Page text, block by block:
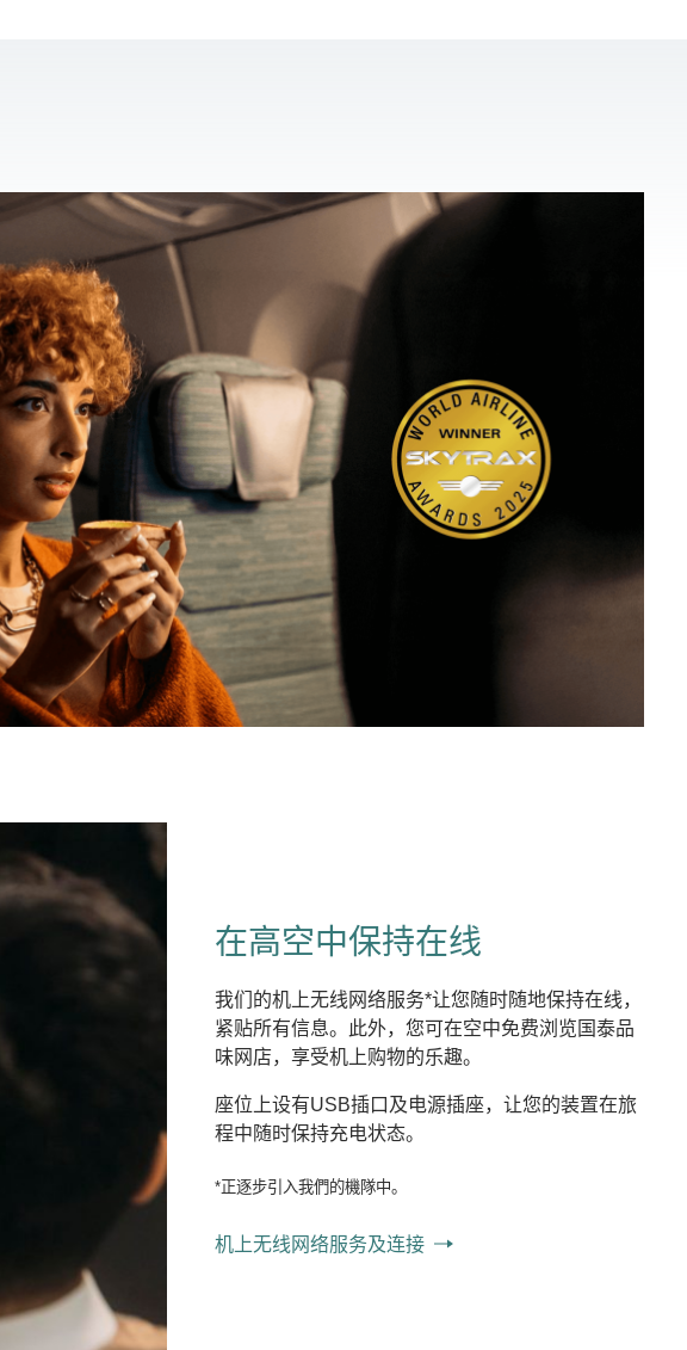
在高空中保持在线
我们的机上无线网络服务*让您随时随地保持在线，
紧贴所有信息。此外，您可在空中免费浏览国泰品
味网店，享受机上购物的乐趣。
座位上设有USB插口及电源插座，让您的装置在旅
程中随时保持充电状态。
*正逐步引入我們的機隊中。
机上无线网络服务及连接